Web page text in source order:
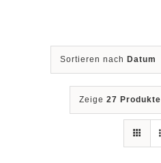
Sortieren nach Datum
Zeige 27 Produkte